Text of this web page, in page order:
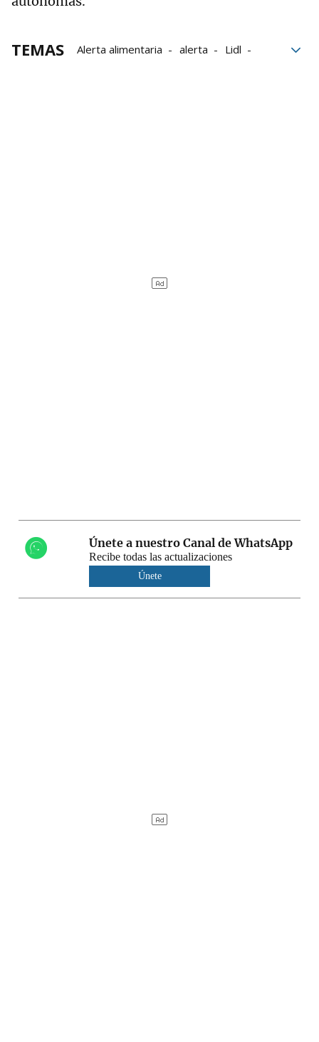
TEMAS Alerta alimentaria alerta
Lidl
Únete a nuestro Canal de WhatsApp
Recibe todas las actualizaciones
Únete